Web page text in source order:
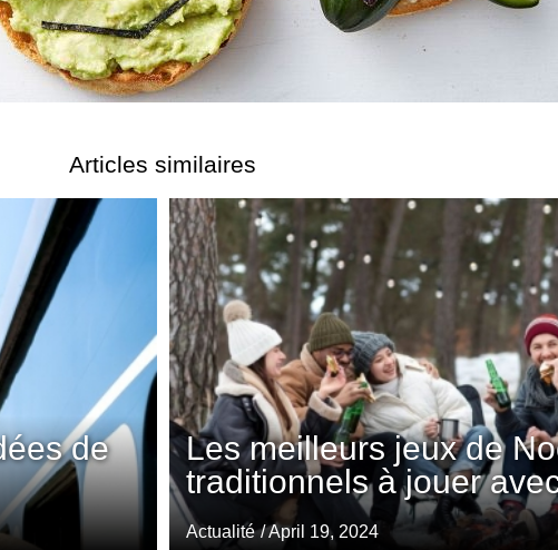
Articles similaires
Les meilleurs jeux de
traditionnels à jouer
Actualité / April 19, 2024
de